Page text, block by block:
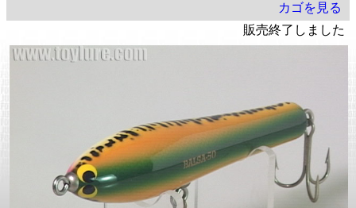
カゴを見る
販売終了しました